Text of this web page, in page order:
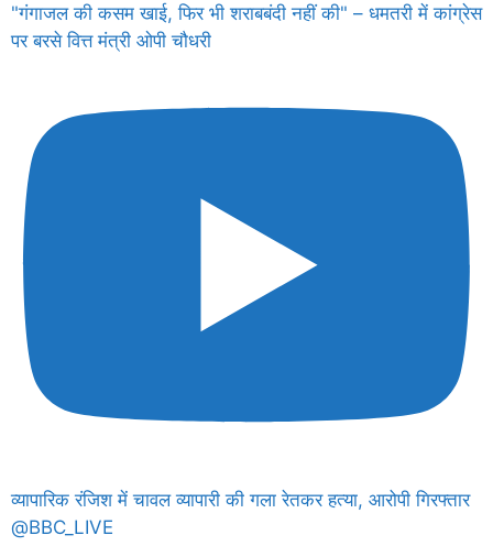
"गंगाजल की कसम खाई, फिर भी शराबबंदी नहीं की" – धमतरी में कांग्रेस
पर बरसे वित्त मंत्री ओपी चौधरी
व्यापारिक रंजिश में चावल व्यापारी की गला रेतकर हत्या, आरोपी गिरफ्तार
@BBC_LIVE